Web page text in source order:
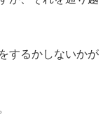
するかしないかが